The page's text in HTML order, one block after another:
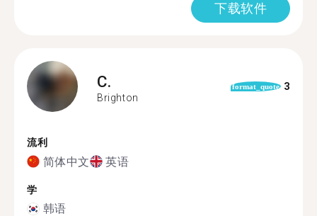
下载软件
C.
Brighton
format_quote 3
流利
简体中文 英语
学
韩语